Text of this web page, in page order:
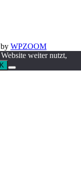
WPZOOM
weiter nutzt,